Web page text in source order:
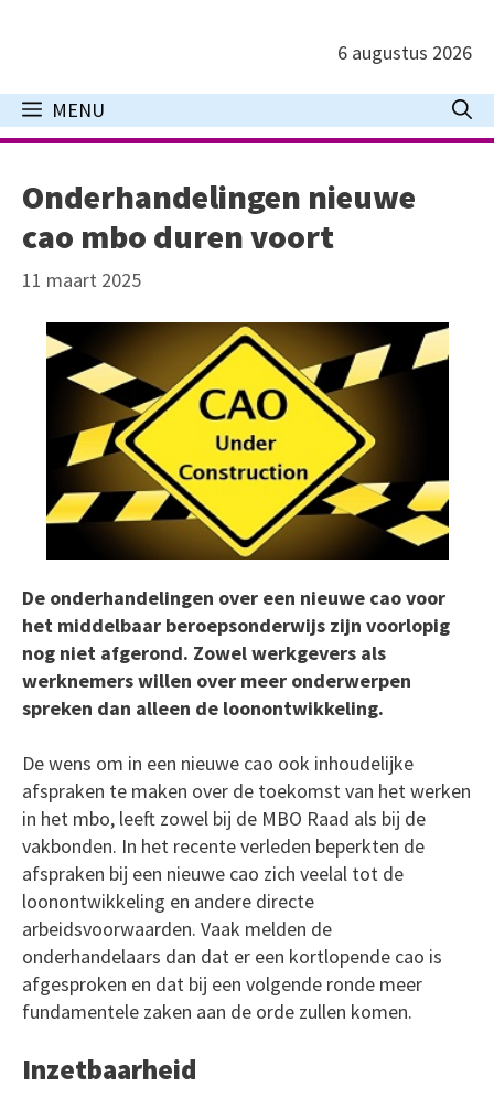
inhoud
6 augustus 2026
MENU
Onderhandelingen nieuwe
cao mbo duren voort
11 maart 2025
De onderhandelingen over een nieuwe cao voor
het middelbaar beroepsonderwijs zijn voorlopig
nog niet afgerond. Zowel werkgevers als
werknemers willen over meer onderwerpen
spreken dan alleen de loonontwikkeling.
De wens om in een nieuwe cao ook inhoudelijke
afspraken te maken over de toekomst van het werken
in het mbo, leeft zowel bij de MBO Raad als bij de
vakbonden. In het recente verleden beperkten de
afspraken bij een nieuwe cao zich veelal tot de
loonontwikkeling en andere directe
arbeidsvoorwaarden. Vaak melden de
onderhandelaars dan dat er een kortlopende cao is
afgesproken en dat bij een volgende ronde meer
fundamentele zaken aan de orde zullen komen.
Inzetbaarheid